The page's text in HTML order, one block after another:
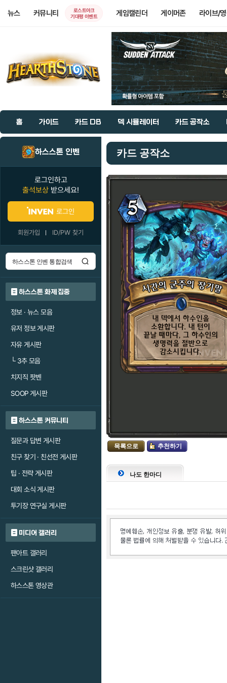
뉴스 커뮤니티
로스트아크
기대평 이벤트
게임캘린더 게이머존 라이브/
홈 가이드 카드 DB 덱 시뮬레이터 카드 공작소
하스스톤 인벤
로그인하고
출석보상 받으세요!
로그인
회원가입 ID/PW 찾기
하스스톤 화제 집중
정보 · 뉴스 모음
유저 정보 게시판
자유 게시판
└3추 모음
치지직 팟벤
SOOP 게시판
하스스톤 커뮤니티
질문과 답변 게시판
친구 찾기 · 친선전 게시판
팁 · 전략 게시판
대회 소식 게시판
투기장 연구실 게시판
미디어 갤러리
팬아트 갤러리
스크린샷 갤러리
하스스톤 영상관
카드 공작소
목록으로 추천하기
나도 한마디